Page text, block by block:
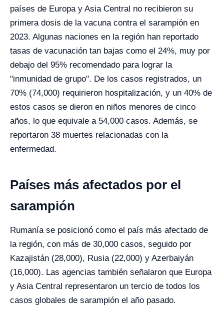
países de Europa y Asia Central no recibieron su
primera dosis de la vacuna contra el sarampión en
2023. Algunas naciones en la región han reportado
tasas de vacunación tan bajas como el 24%, muy por
debajo del 95% recomendado para lograr la
"inmunidad de grupo". De los casos registrados, un
70% (74,000) requirieron hospitalización, y un 40% de
estos casos se dieron en niños menores de cinco
años, lo que equivale a 54,000 casos. Además, se
reportaron 38 muertes relacionadas con la
enfermedad.
Países más afectados por el
sarampión
Rumanía se posicionó como el país más afectado de
la región, con más de 30,000 casos, seguido por
Kazajistán (28,000), Rusia (22,000) y Azerbaiyán
(16,000). Las agencias también señalaron que Europa
y Asia Central representaron un tercio de todos los
casos globales de sarampión el año pasado.